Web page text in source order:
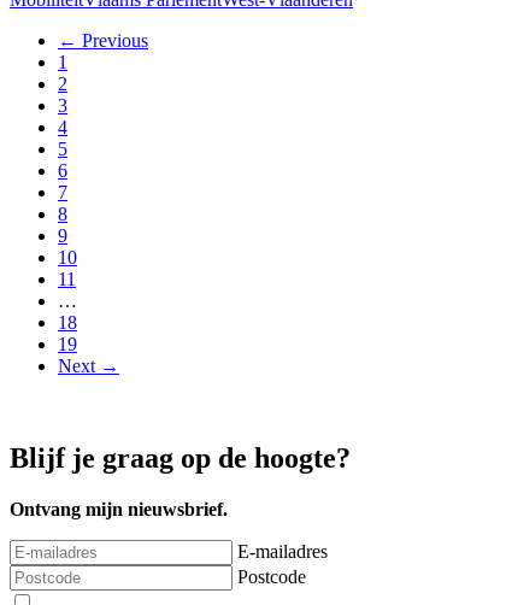
← Previous
1
2
3
4
5
6
7
8
9
10
11
…
18
19
Next →
Blijf je graag op de hoogte?
Ontvang mijn nieuwsbrief.
E-mailadres
Postcode